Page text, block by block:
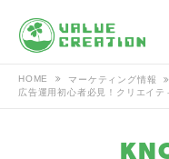
HOME
マーケティング情報
広告運用初心者必見！クリエイ